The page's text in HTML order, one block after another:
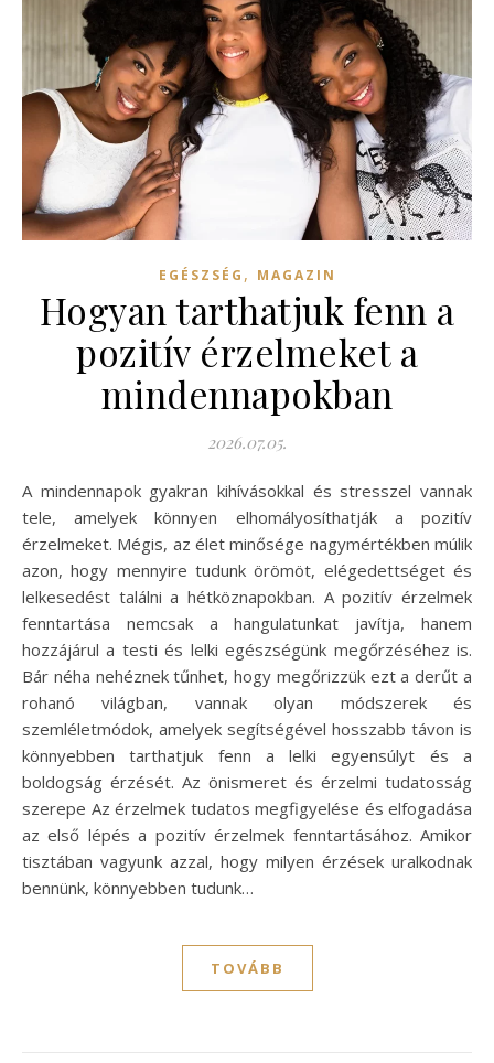
EGÉSZSÉG , MAGAZIN
Hogyan tarthatjuk fenn a
pozitív érzelmeket a
mindennapokban
2026.07.05.
A mindennapok gyakran kihívásokkal és stresszel vannak
tele, amelyek könnyen elhomályosíthatják a pozitív
érzelmeket. Mégis, az élet minősége nagymértékben múlik
azon, hogy mennyire tudunk örömöt, elégedettséget és
lelkesedést találni a hétköznapokban. A pozitív érzelmek
fenntartása nemcsak a hangulatunkat javítja, hanem
hozzájárul a testi és lelki egészségünk megőrzéséhez is.
Bár néha nehéznek tűnhet, hogy megőrizzük ezt a derűt a
rohanó világban, vannak olyan módszerek és
szemléletmódok, amelyek segítségével hosszabb távon is
könnyebben tarthatjuk fenn a lelki egyensúlyt és a
boldogság érzését. Az önismeret és érzelmi tudatosság
szerepe Az érzelmek tudatos megfigyelése és elfogadása
az első lépés a pozitív érzelmek fenntartásához. Amikor
tisztában vagyunk azzal, hogy milyen érzések uralkodnak
bennünk, könnyebben tudunk…
TOVÁBB